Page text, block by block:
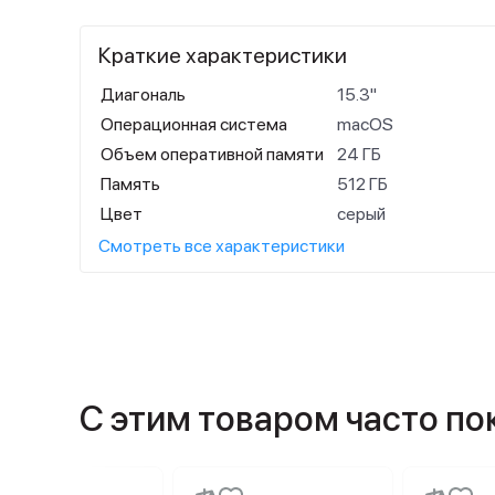
Краткие характеристики
Диагональ
15.3"
Операционная система
macOS
Объем оперативной памяти
24 ГБ
Память
512 ГБ
Цвет
серый
Смотреть все характеристики
С этим товаром часто